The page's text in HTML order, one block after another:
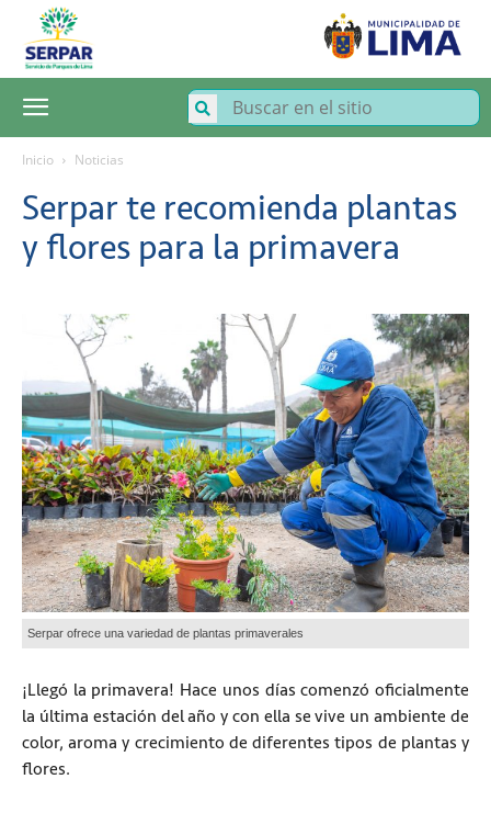
SERPAR
Servicio
de
Parques
Inicio Noticias
Serpar te recomienda plantas
y flores para la primavera
Serpar ofrece una variedad de plantas primaverales
¡Llegó la primavera! Hace unos días comenzó oficialmente
la última estación del año y con ella se vive un ambiente de
color, aroma y crecimiento de diferentes tipos de plantas y
flores.